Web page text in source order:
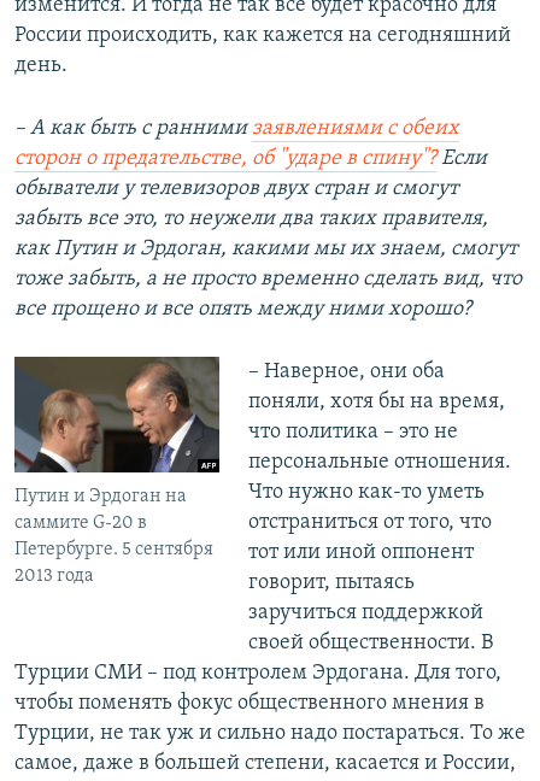
изменится. И тогда не так все будет красочно для
России происходить, как кажется на сегодняшний
день.
– А как быть с раннимизаявлениями с обеих
сторон о предательстве, об "ударе в спину"?Если
обыватели у телевизоров двух стран и смогут
забыть все это, то неужели два таких правителя,
как Путин и Эрдоган, какими мы их знаем, смогут
тоже забыть, а не просто временно сделать вид, что
все прощено и все опять между ними хорошо?
Путин и Эрдоган на
саммите G-20 в
Петербурге. 5 сентября
2013 года
– Наверное, они оба
поняли, хотя бы на время,
что политика – это не
персональные отношения.
Что нужно как-то уметь
отстраниться от того, что
тот или иной оппонент
говорит, пытаясь
заручиться поддержкой
своей общественности. В
Турции СМИ – под контролем Эрдогана. Для того,
чтобы поменять фокус общественного мнения в
Турции, не так уж и сильно надо постараться. То же
самое, даже в большей степени, касается и России,